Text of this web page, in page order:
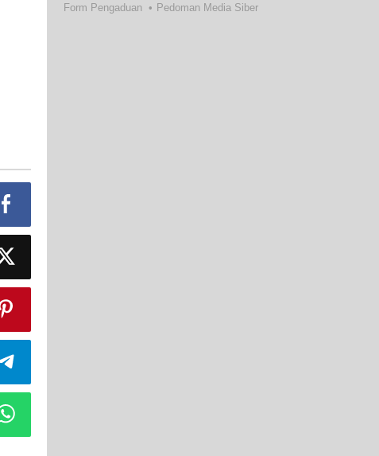
Form Pengaduan
Pedoman Media Siber